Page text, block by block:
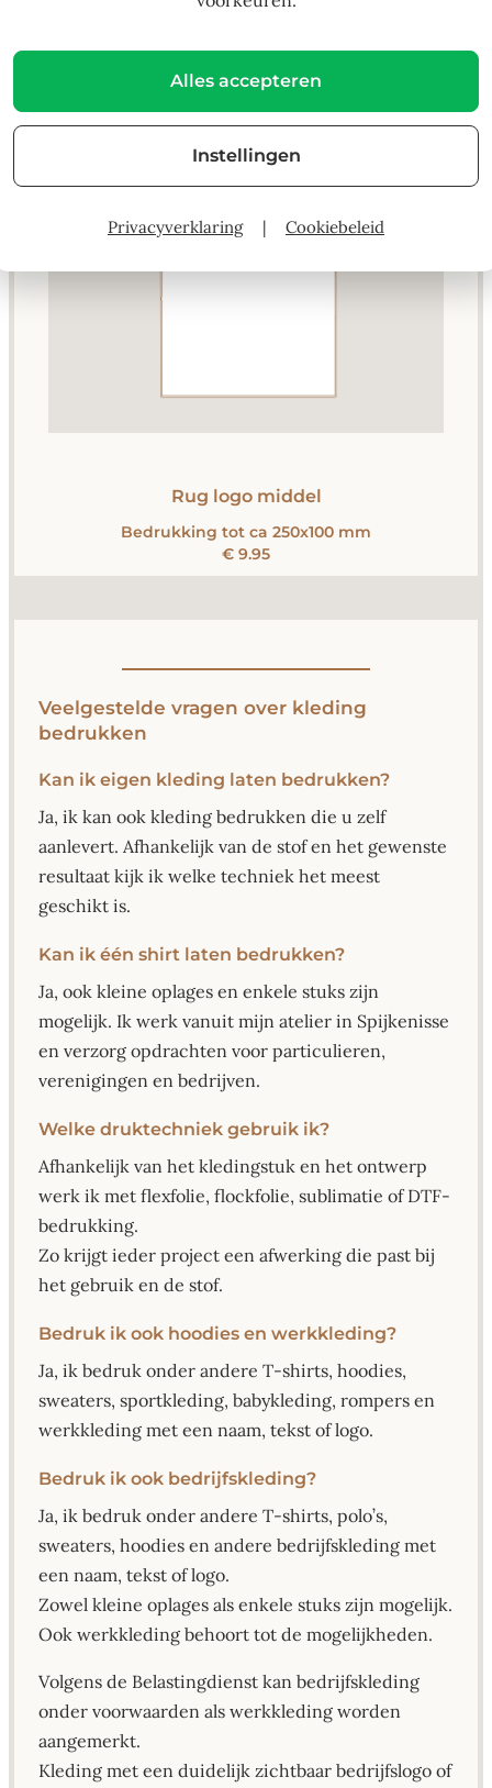
Bedrukking tot ca. 250x250 mm
Rug logo middel
Bedrukking tot ca 250x100 mm
€ 9.95
Veelgestelde vragen over kleding
bedrukken
Kan ik eigen kleding laten bedrukken?
Ja, ik kan ook kleding bedrukken die u zelf
aanlevert. Afhankelijk van de stof en het gewenste
resultaat kijk ik welke techniek het meest
geschikt is.
Kan ik één shirt laten bedrukken?
Ja, ook kleine oplages en enkele stuks zijn
mogelijk. Ik werk vanuit mijn atelier in Spijkenisse
en verzorg opdrachten voor particulieren,
verenigingen en bedrijven.
Welke druktechniek gebruik ik?
Afhankelijk van het kledingstuk en het ontwerp
werk ik met flexfolie, flockfolie, sublimatie of DTF-
bedrukking.
Zo krijgt ieder project een afwerking die past bij
het gebruik en de stof.
Bedruk ik ook hoodies en werkkleding?
Ja, ik bedruk onder andere T-shirts, hoodies,
sweaters, sportkleding, babykleding, rompers en
werkkleding met een naam, tekst of logo.
Bedruk ik ook bedrijfskleding?
Ja, ik bedruk onder andere T-shirts, polo’s,
sweaters, hoodies en andere bedrijfskleding met
een naam, tekst of logo.
Zowel kleine oplages als enkele stuks zijn mogelijk.
Ook werkkleding behoort tot de mogelijkheden.
Volgens de Belastingdienst kan bedrijfskleding
onder voorwaarden als werkkleding worden
aangemerkt.
Kleding met een duidelijk zichtbaar bedrijfslogo of
Alles accepteren
Instellingen
Privacyverklaring | Cookiebeleid